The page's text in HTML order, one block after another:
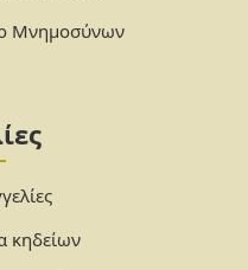
Μνημοσύνων
κηδείων